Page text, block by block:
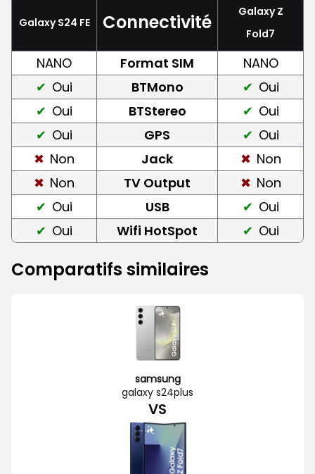
Galaxy S24 FE Connectivité
Galaxy Z
Fold7
NANO Format SIM
NANO
Oui
BTMono
Oui
Oui
BTStereo
Oui
Oui
GPS
Oui
Non
Jack
Non
Non
TV Output
Non
Oui
USB
Oui
Oui
Wifi HotSpot Oui
Comparatifs similaires
samsung
galaxy s24plus
VS